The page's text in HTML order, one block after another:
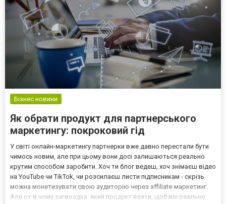
Бізнес новини
Як обрати продукт для партнерського
маркетингу: покроковий гід
У світі онлайн-маркетингу партнерки вже давно перестали бути
чимось новим, але при цьому вони досі залишаються реально
крутим способом заробити. Хоч ти блог ведеш, хоч знімаєш відео
на YouTube чи TikTok, чи розсилаєш листи підписникам - скрізь
можна монетизувати свою аудиторію через affiliate-маркетинг.
Але от в чому загвоздка: який продукт взяти, щоб він реально